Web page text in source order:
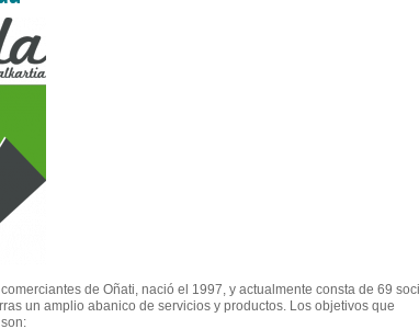
de Oñati, nació el 1997, y actualmente consta de 69
un amplio abanico de servicios y productos. Los objetivos que